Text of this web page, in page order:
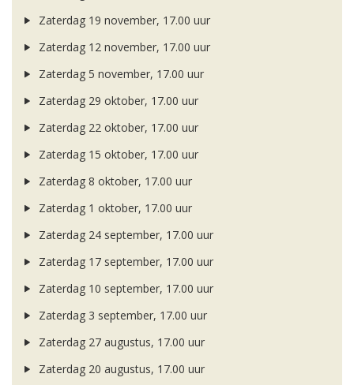
Zaterdag 19 november, 17.00 uur
Zaterdag 12 november, 17.00 uur
Zaterdag 5 november, 17.00 uur
Zaterdag 29 oktober, 17.00 uur
Zaterdag 22 oktober, 17.00 uur
Zaterdag 15 oktober, 17.00 uur
Zaterdag 8 oktober, 17.00 uur
Zaterdag 1 oktober, 17.00 uur
Zaterdag 24 september, 17.00 uur
Zaterdag 17 september, 17.00 uur
Zaterdag 10 september, 17.00 uur
Zaterdag 3 september, 17.00 uur
Zaterdag 27 augustus, 17.00 uur
Zaterdag 20 augustus, 17.00 uur